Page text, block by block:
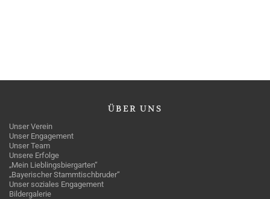
ÜBER UNS
Unser Verein
Unser Engagement
Unser Team
Unsere Erfolge
„Mein Lieblingsbiergarten“
„Bayerischer Stammtischbruder“
Unser soziales Engagement
Bildergalerie